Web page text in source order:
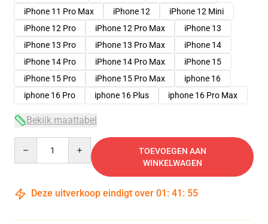
iPhone 11 Pro Max
iPhone 12
iPhone 12 Mini
iPhone 12 Pro
iPhone 12 Pro Max
iPhone 13
iPhone 13 Pro
iPhone 13 Pro Max
iPhone 14
iPhone 14 Pro
iPhone 14 Pro Max
iPhone 15
iPhone 15 Pro
iPhone 15 Pro Max
iphone 16
iphone 16 Pro
iphone 16 Plus iphone 16 Pro Max
Bekijk maattabel
TOEVOEGEN AAN
WINKELWAGEN
Deze uitverkoop eindigt over 01 : 41 : 54